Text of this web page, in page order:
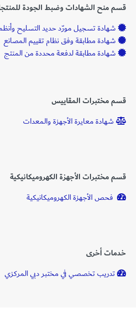
قسم منح الشهادات وضبط الجودة
شهادة تسجيل مورّد حديد التسليح
شهادة مطابقة وفق نظام تقييم المصانع
شهادة مطابقة لدفعة محددة من المنتج
قسم مختبرات المقاييس
شهادة معايرة الأجهزة والمعدات
قسم مختبرات الأجهزة الكهروميكانيكية
فحص الأجهزة الكهروميكانيكية
خدمات أخرى
تدريب تخصصي في مختبر دبي المركزي